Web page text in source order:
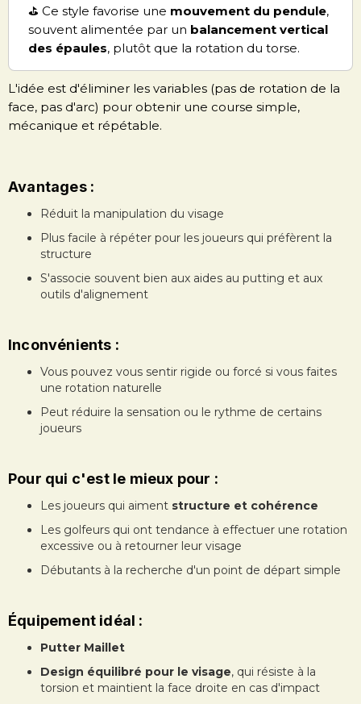
⛳ Ce style favorise une mouvement du pendule,
souvent alimentée par un balancement vertical
des épaules, plutôt que la rotation du torse.
L'idée est d'éliminer les variables (pas de rotation de la
face, pas d'arc) pour obtenir une course simple,
mécanique et répétable.
Avantages :
Réduit la manipulation du visage
Plus facile à répéter pour les joueurs qui préfèrent la
structure
S'associe souvent bien aux aides au putting et aux
outils d'alignement
Inconvénients :
Vous pouvez vous sentir rigide ou forcé si vous faites
une rotation naturelle
Peut réduire la sensation ou le rythme de certains
joueurs
Pour qui c'est le mieux pour :
Les joueurs qui aiment structure et cohérence
Les golfeurs qui ont tendance à effectuer une rotation
excessive ou à retourner leur visage
Débutants à la recherche d'un point de départ simple
Équipement idéal :
Putter Maillet
Design équilibré pour le visage, qui résiste à la
torsion et maintient la face droite en cas d'impact